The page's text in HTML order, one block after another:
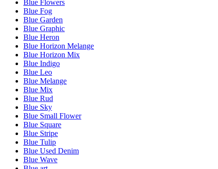
Blue Flowers
Blue Fog
Blue Garden
Blue Graphic
Blue Heron
Blue Horizon Melange
Blue Horizon Mix
Blue Indigo
Blue Leo
Blue Melange
Blue Mix
Blue Rud
Blue Sky
Blue Small Flower
Blue Square
Blue Stripe
Blue Tulip
Blue Used Denim
Blue Wave